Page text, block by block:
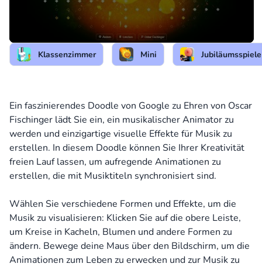
Klassenzimmer Mini Jubiläumsspiele
Ein faszinierendes Doodle von Google zu Ehren von Oscar
Fischinger lädt Sie ein, ein musikalischer Animator zu
werden und einzigartige visuelle Effekte für Musik zu
erstellen. In diesem Doodle können Sie Ihrer Kreativität
freien Lauf lassen, um aufregende Animationen zu
erstellen, die mit Musiktiteln synchronisiert sind.
Wählen Sie verschiedene Formen und Effekte, um die
Musik zu visualisieren: Klicken Sie auf die obere Leiste,
um Kreise in Kacheln, Blumen und andere Formen zu
ändern. Bewege deine Maus über den Bildschirm, um die
Animationen zum Leben zu erwecken und zur Musik zu